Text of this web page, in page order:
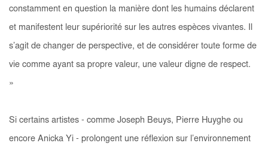
constamment en question la manière dont les humains déclarent
et manifestent leur supériorité sur les autres espèces vivantes. Il
s’agit de changer de perspective, et de considérer toute forme de
vie comme ayant sa propre valeur, une valeur digne de respect.
»
Si certains artistes - comme Joseph Beuys, Pierre Huyghe ou
encore Anicka Yi - prolongent une réflexion sur l’environnement